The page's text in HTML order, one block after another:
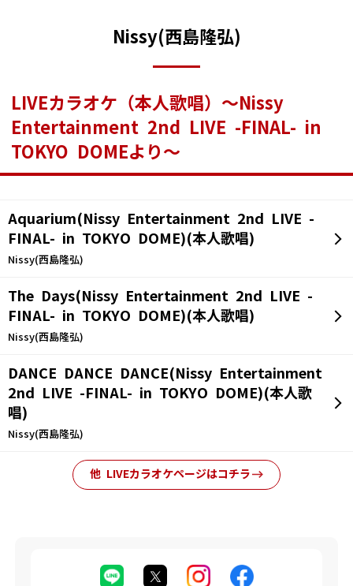
Nissy(西島隆弘)
LIVEカラオケ（本人歌唱）～Nissy
Entertainment 2nd LIVE -FINAL- in
TOKYO DOMEより～
Aquarium(Nissy Entertainment 2nd LIVE -
FINAL- in TOKYO DOME)(本人歌唱)
Nissy(西島隆弘)
The Days(Nissy Entertainment 2nd LIVE -
FINAL- in TOKYO DOME)(本人歌唱)
Nissy(西島隆弘)
DANCE DANCE DANCE(Nissy Entertainment
2nd LIVE -FINAL- in TOKYO DOME)(本人歌
唱)
Nissy(西島隆弘)
他 LIVEカラオケページはコチラ